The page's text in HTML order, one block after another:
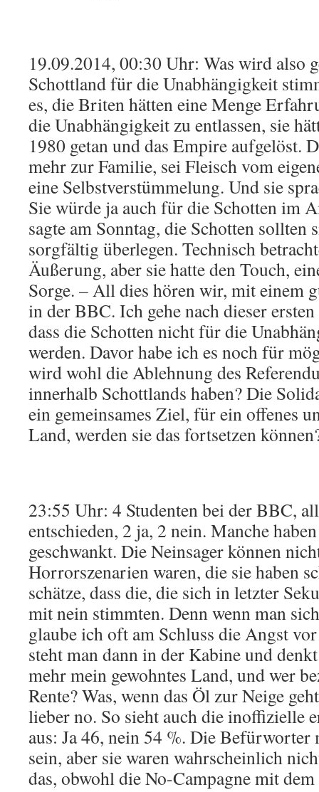
19.09.2014, 00:30 Uhr: Was wird also
Schottland für die Unabhängigkeit
es, die Briten hätten eine Menge
die Unabhängigkeit zu entlassen, sie
1980 getan und das Empire aufgelöst.
mehr zur Familie, sei Fleisch vom
eine Selbstverstümmelung. Und sie
Sie würde ja auch für die Schotten im
sagte am Sonntag, die Schotten sollten
sorgfältig überlegen. Technisch
Äußerung, aber sie hatte den Touch,
Sorge. – All dies hören wir, mit einem
in der BBC. Ich gehe nach dieser
dass die Schotten nicht für die
werden. Davor habe ich es noch für
wird wohl die Ablehnung des
innerhalb Schottlands haben? Die
ein gemeinsames Ziel, für ein offenes
Land, werden sie das fortsetzen
23:55 Uhr: 4 Studenten bei der BBC,
entschieden, 2 ja, 2 nein. Manche
geschwankt. Die Neinsager können
Horrorszenarien waren, die sie haben
schätze, dass die, die sich in letzter
mit nein stimmten. Denn wenn man
glaube ich oft am Schluss die Angst
steht man dann in der Kabine und
mehr mein gewohntes Land, und wer
Rente? Was, wenn das Öl zur Neige
lieber no. So sieht auch die inoffizielle
aus: Ja 46, nein 54 %. Die Befürworter
sein, aber sie waren wahrscheinlich
das, obwohl die No-Campagne mit